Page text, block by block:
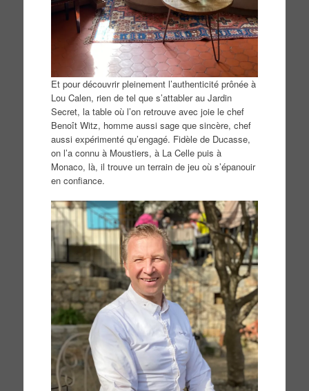
Et pour découvrir pleinement l’authenticité prônée à
Lou Calen, rien de tel que s’attabler au Jardin
Secret, la table où l’on retrouve avec joie le chef
Benoît Witz, homme aussi sage que sincère, chef
aussi expérimenté qu’engagé. Fidèle de Ducasse,
on l’a connu à Moustiers, à La Celle puis à
Monaco, là, il trouve un terrain de jeu où s’épanouir
en confiance.